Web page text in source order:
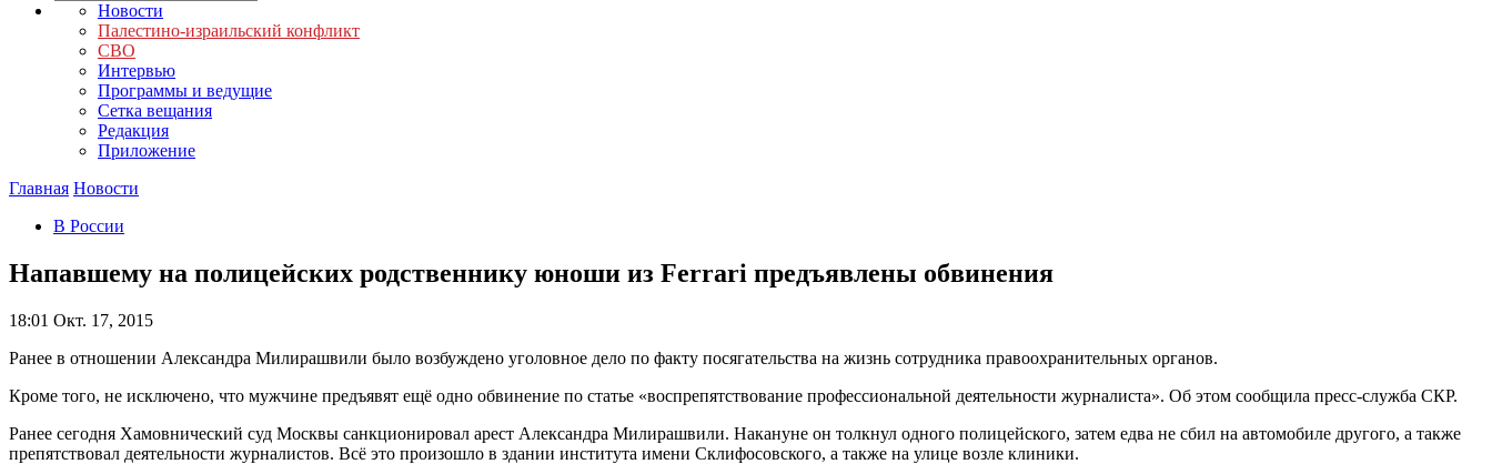
Новости
Палестино-израильский конфликт
СВО
Интервью
Программы и ведущие
Сетка вещания
Редакция
Приложение
Главная Новости
В России
Напавшему на полицейских родственнику юноши из Ferrari предъявлены обвинения
18:01 Окт. 17, 2015
Ранее в отношении Александра Милирашвили было возбуждено уголовное дело по факту посягательства на жизнь сотрудника правоохранительных органов.
Кроме того, не исключено, что мужчине предъявят ещё одно обвинение по статье «воспрепятствование профессиональной деятельности журналиста». Об этом сообщила пресс-служба СКР.
Ранее сегодня Хамовнический суд Москвы санкционировал арест Александра Милирашвили. Накануне он толкнул одного полицейского, затем едва не сбил на автомобиле другого, а также
препятствовал деятельности журналистов. Всё это произошло в здании института имени Склифосовского, а также на улице возле клиники.